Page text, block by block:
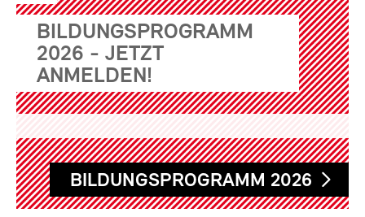
BILDUNGSPROGRAMM
2026 - JETZT
ANMELDEN!
BILDUNGSPROGRAMM 2026